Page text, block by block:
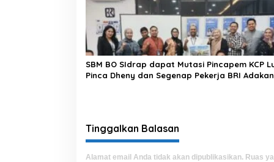
SBM BO SIdrap dapat Mutasi Pincapem KCP
Pinca Dheny dan Segenap Pekerja BRI Adakan
Tinggalkan Balasan
Alamat email Anda tidak akan dipublikasikan. Ruas